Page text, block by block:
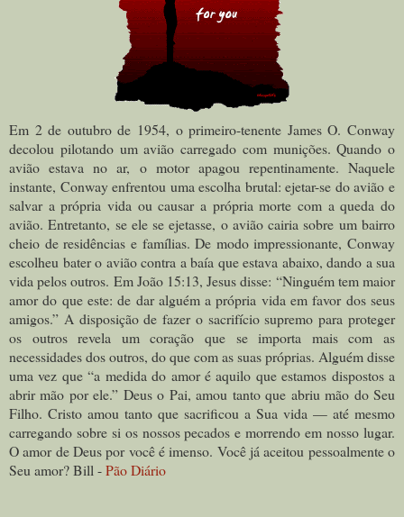
Em 2 de outubro de 1954, o primeiro-tenente James O. Conway
decolou pilotando um avião carregado com munições. Quando o
avião estava no ar, o motor apagou repentinamente. Naquele
instante, Conway enfrentou uma escolha brutal: ejetar-se do avião e
salvar a própria vida ou causar a própria morte com a queda do
avião. Entretanto, se ele se ejetasse, o avião cairia sobre um bairro
cheio de residências e famílias. De modo impressionante, Conway
escolheu bater o avião contra a baía que estava abaixo, dando a sua
vida pelos outros. Em João 15:13, Jesus disse: “Ninguém tem maior
amor do que este: de dar alguém a própria vida em favor dos seus
amigos.” A disposição de fazer o sacrifício supremo para proteger
os outros revela um coração que se importa mais com as
necessidades dos outros, do que com as suas próprias. Alguém disse
uma vez que “a medida do amor é aquilo que estamos dispostos a
abrir mão por ele.” Deus o Pai, amou tanto que abriu mão do Seu
Filho. Cristo amou tanto que sacrificou a Sua vida — até mesmo
carregando sobre si os nossos pecados e morrendo em nosso lugar.
O amor de Deus por você é imenso. Você já aceitou pessoalmente o
Seu amor? Bill -Pão Diário